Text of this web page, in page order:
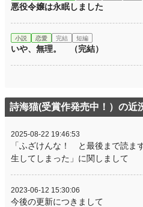
悪役令嬢は永眠しました
小説 恋愛 完結 短編
いや、無理。 （完結）
詩海猫(受賞作発売中！）の近
2025-08-22 19:46:53
「ふざけんな！ と最後まで読ま
生してしまった」に関しまして
2023-06-12 15:30:06
今後の更新につきまして